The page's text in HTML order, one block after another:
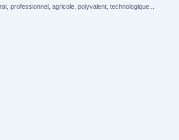
professionnel, agricole, polyvalent, technologique...